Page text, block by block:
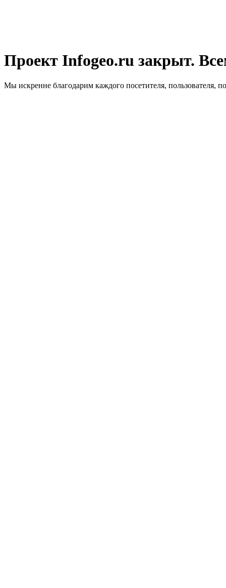
Проект Infogeo.ru закрыт.
Мы искренне благодарим каждого посетителя, пользователя,